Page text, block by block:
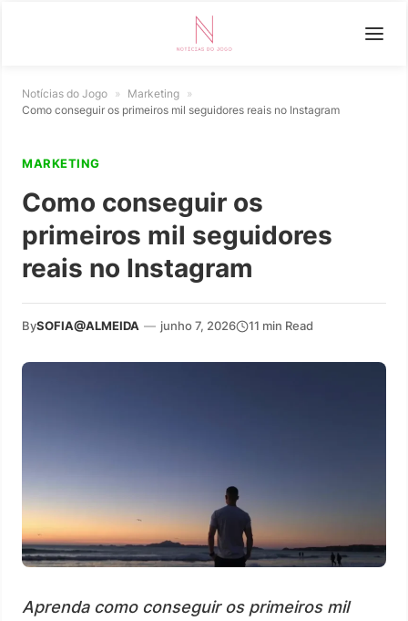
Notícias do Jogo » Marketing »
Como conseguir os primeiros mil seguidores reais no Instagram
MARKETING
Como conseguir os
primeiros mil seguidores
reais no Instagram
BySOFIA@ALMEIDA — junho 7, 2026 11 min Read
Aprenda como conseguir os primeiros mil